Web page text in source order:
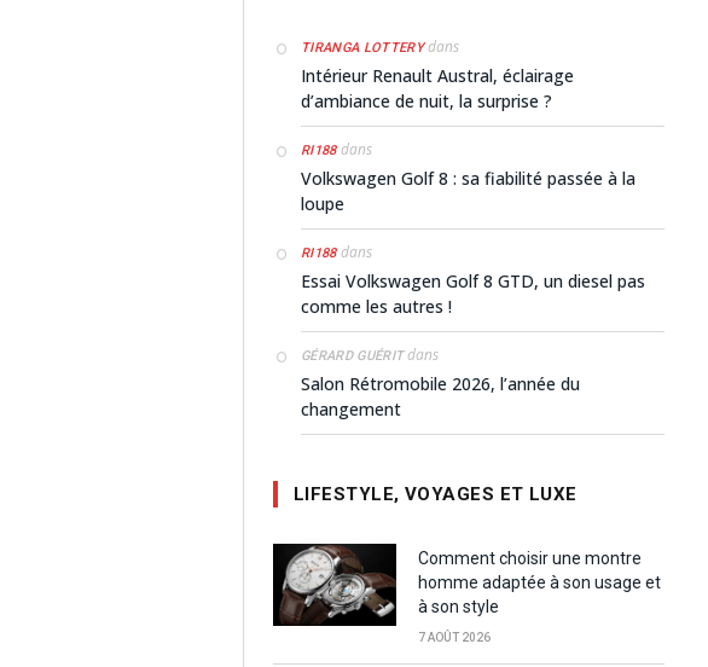
TIRANGA LOTTERYdans
Intérieur Renault Austral, éclairage
d’ambiance de nuit, la surprise ?
RI188dans
Volkswagen Golf 8 : sa fiabilité passée à la
loupe
RI188dans
Essai Volkswagen Golf 8 GTD, un diesel pas
comme les autres !
GÉRARD GUÉRITdans
Salon Rétromobile 2026, l’année du
changement
LIFESTYLE, VOYAGES ET LUXE
Comment choisir une montre
homme adaptée à son usage et
à son style
7 AOÛT 2026